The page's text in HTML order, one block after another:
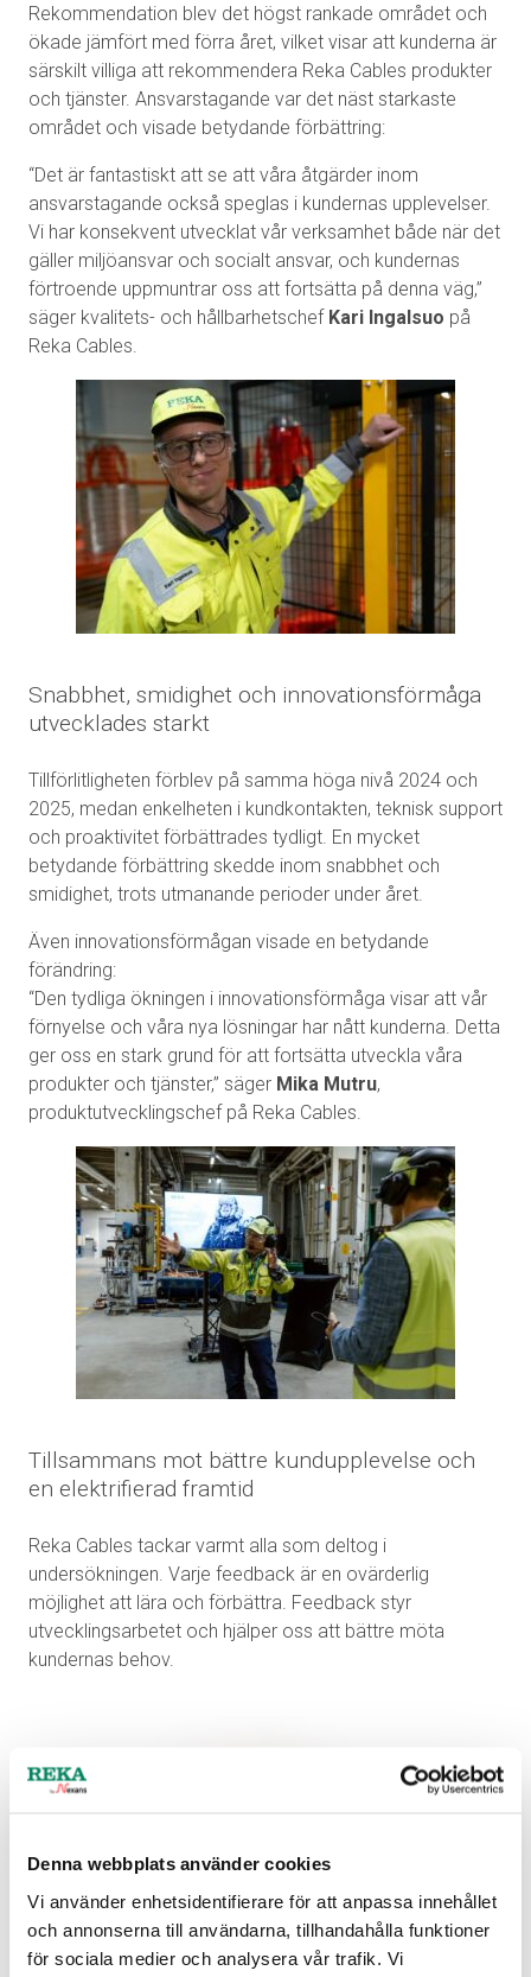
Denna webbplats använder cookies
Vi använder enhetsidentifierare för att anpassa innehållet
och annonserna till användarna, tillhandahålla funktioner
för sociala medier och analysera vår trafik. Vi
Rekommendation blev det högst rankade området och
ökade jämfört med förra året, vilket visar att kunderna är
särskilt villiga att rekommendera Reka Cables produkter
och tjänster. Ansvarstagande var det näst starkaste
området och visade betydande förbättring:
“Det är fantastiskt att se att våra åtgärder inom
ansvarstagande också speglas i kundernas upplevelser.
Vi har konsekvent utvecklat vår verksamhet både när det
gäller miljöansvar och socialt ansvar, och kundernas
förtroende uppmuntrar oss att fortsätta på denna väg,”
säger kvalitets- och hållbarhetschef Kari Ingalsuo på
Reka Cables.
Snabbhet, smidighet och innovationsförmåga
utvecklades starkt
Tillförlitligheten förblev på samma höga nivå 2024 och
2025, medan enkelheten i kundkontakten, teknisk support
och proaktivitet förbättrades tydligt. En mycket
betydande förbättring skedde inom snabbhet och
smidighet, trots utmanande perioder under året.
Även innovationsförmågan visade en betydande
förändring:
“Den tydliga ökningen i innovationsförmåga visar att vår
förnyelse och våra nya lösningar har nått kunderna. Detta
ger oss en stark grund för att fortsätta utveckla våra
produkter och tjänster,” säger Mika Mutru,
produktutvecklingschef på Reka Cables.
Tillsammans mot bättre kundupplevelse och
en elektrifierad framtid
Reka Cables tackar varmt alla som deltog i
undersökningen. Varje feedback är en ovärderlig
möjlighet att lära och förbättra. Feedback styr
utvecklingsarbetet och hjälper oss att bättre möta
kundernas behov.